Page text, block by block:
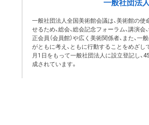
一般社団法
一般社団法人全国美術館会議は、美術館の
せるため、総会、総会記念フォーラム、講演
正会員（会員館）や広く美術関係者、また、
がともに考え、ともに行動することをめざし
月1日をもって一般社団法人に設立登記し、
成されています。